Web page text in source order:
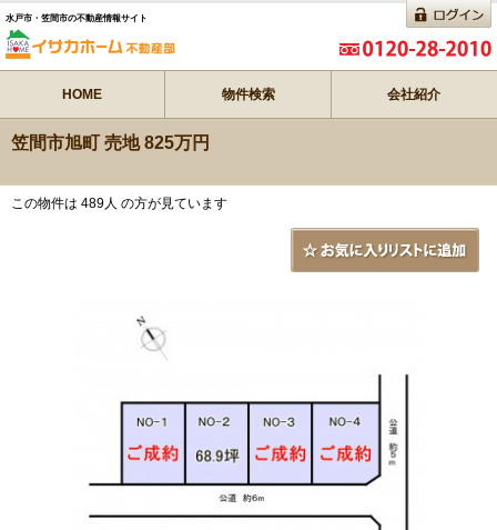
水戸市・笠間市の不動産情報サイト
HOME 物件検索 会社紹介
笠間市旭町 売地 825万円
この物件は 489人 の方が見ています